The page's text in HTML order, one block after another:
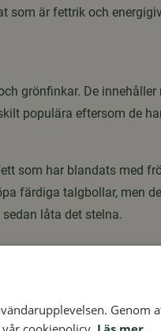
är fettrik och
grönfinkar. De
populära eftersom de
som har blandats med
färdiga talgbollar, men
låta det stelna.
särskilt när det
erbjudas i
Genom